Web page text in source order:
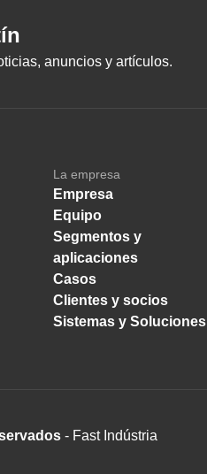
anuncios y artículos.
La empresa
Empresa
Equipo
Segmentos y
aplicaciones
Casos
Clientes y socios
Sistemas y Soluciones
- Fast Indústria